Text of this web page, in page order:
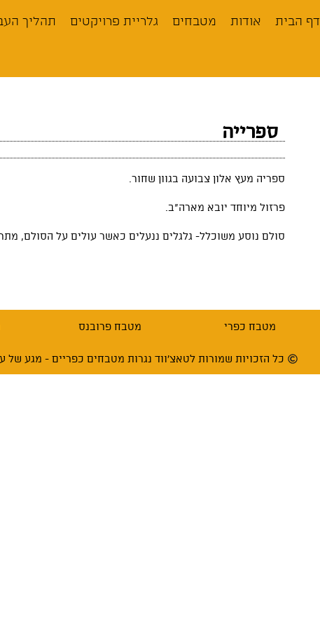
דף הבית אודות מטבחים גלריית פרויקטים תהליך
ספרייה
ספריה מעץ אלון צבועה בגוון שחור.
פרזול מיוחד יובא מארה”ב.
סולם נוסע משוכלל- גלגלים ננעלים כאשר עולים על הסולם,
מטבח כפרי מטבח פרובנס
כל הזכויות שמורות לטאצ'ווד נגרות מטבחים כפריים - מגע של עץ בע"מ